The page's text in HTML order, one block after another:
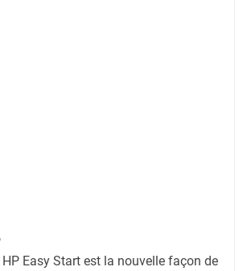
HP Easy Start est la nouvelle façon de